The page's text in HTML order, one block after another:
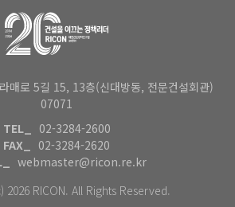
매로 5길 15, 13층(신대방동, 전문건설회관)
07071
TEL_
02-3284-2600
FAX_
02-3284-2620
webmaster@ricon.re.kr
2026 RICON. All Rights Reserved.